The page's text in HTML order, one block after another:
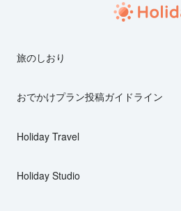
旅のしおり
おでかけプラン投稿ガイドライン
Holiday Travel
Holiday Studio